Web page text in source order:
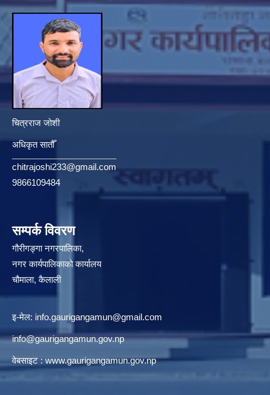
चित्रराज जोशी
अधिकृत सातौँ
chitrajoshi233@gmail.com
9866109484
सम्पर्क विवरण
गौरीगङ्गा नगरपालिका,
नगर कार्यपालिकाको कार्यालय
चौमाला, कैलाली
इ-मेल: info.gaurigangamun@gmail.com
info@gaurigangamun.gov.np
वेबसाइट :www.gaurigangamun.gov.np